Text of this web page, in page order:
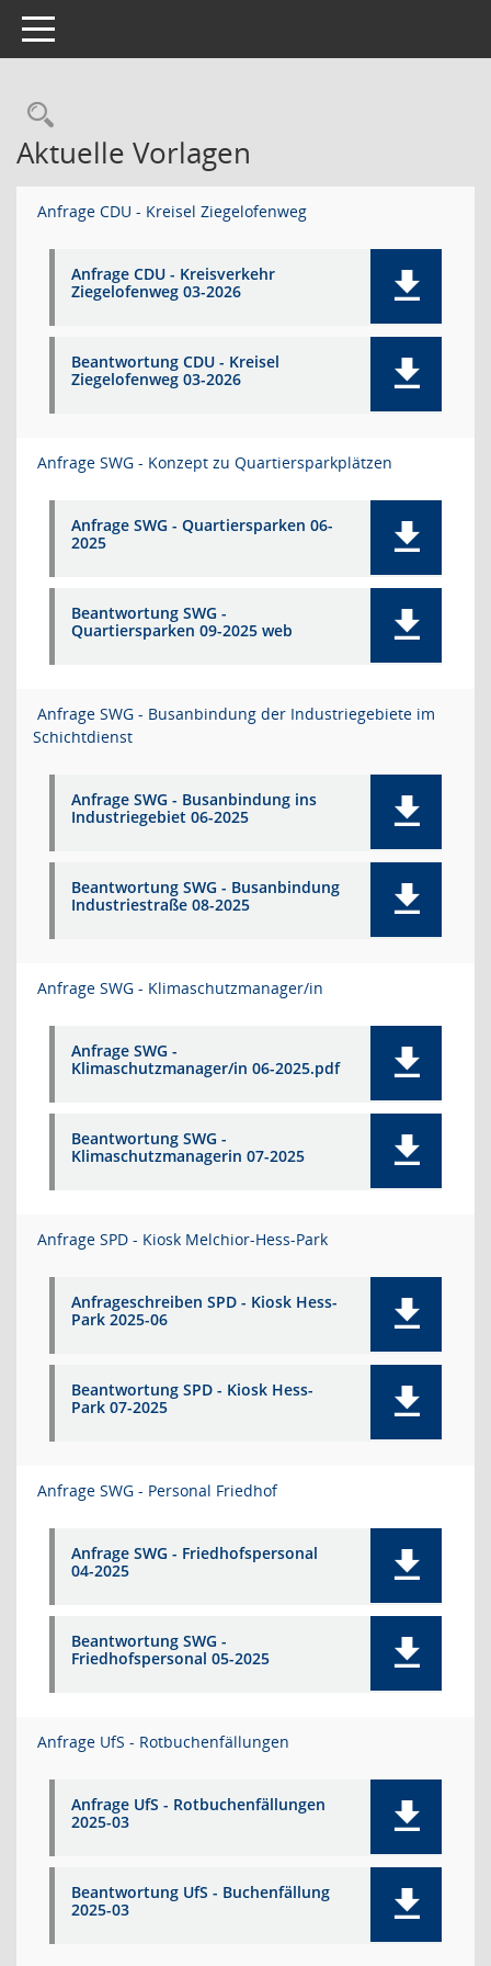
Toggle navigation
Rechercheauswahl
Aktuelle Vorlagen
Anfrage CDU - Kreisel Ziegelofenweg
Anfrage CDU - Kreisverkehr
Ziegelofenweg 03-2026
Beantwortung CDU - Kreisel
Ziegelofenweg 03-2026
Anfrage SWG - Konzept zu Quartiersparkplätzen
Anfrage SWG - Quartiersparken 06-
2025
Beantwortung SWG -
Quartiersparken 09-2025 web
Anfrage SWG - Busanbindung der Industriegebiete im
Schichtdienst
Anfrage SWG - Busanbindung ins
Industriegebiet 06-2025
Beantwortung SWG - Busanbindung
Industriestraße 08-2025
Anfrage SWG - Klimaschutzmanager/in
Anfrage SWG -
Klimaschutzmanager/in 06-2025.pdf
Beantwortung SWG -
Klimaschutzmanagerin 07-2025
Anfrage SPD - Kiosk Melchior-Hess-Park
Anfrageschreiben SPD - Kiosk Hess-
Park 2025-06
Beantwortung SPD - Kiosk Hess-
Park 07-2025
Anfrage SWG - Personal Friedhof
Anfrage SWG - Friedhofspersonal
04-2025
Beantwortung SWG -
Friedhofspersonal 05-2025
Anfrage UfS - Rotbuchenfällungen
Anfrage UfS - Rotbuchenfällungen
2025-03
Beantwortung UfS - Buchenfällung
2025-03